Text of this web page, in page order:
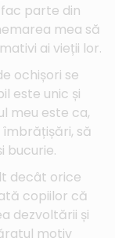
parte din
mea să
ai vieții lor.
ochișori se
este unic și
meu este ca,
să
bucurie.
decât orice
copiilor că
dezvoltării și
motiv